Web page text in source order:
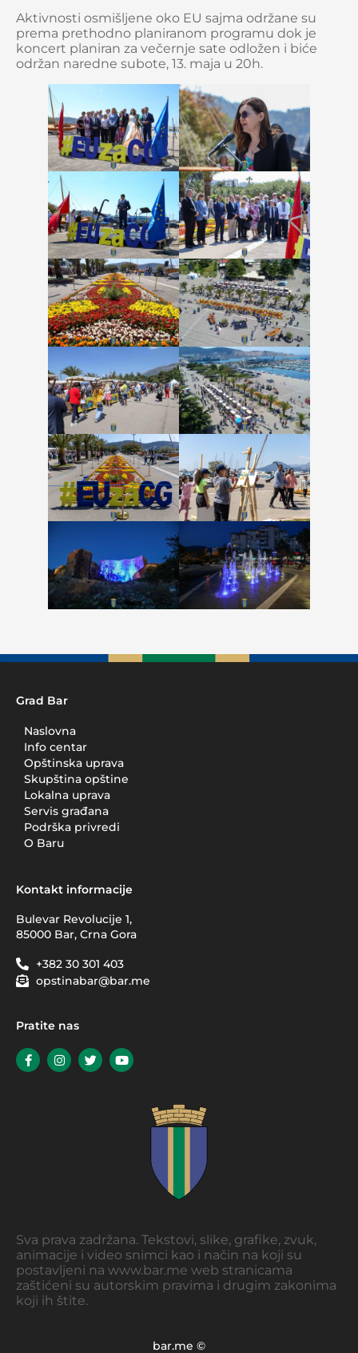
Aktivnosti osmišljene oko EU sajma održane su
prema prethodno planiranom programu dok je
koncert planiran za večernje sate odložen i biće
održan naredne subote, 13. maja u 20h.
Grad Bar
Naslovna
Info centar
Opštinska uprava
Skupština opštine
Lokalna uprava
Servis građana
Podrška privredi
O Baru
Kontakt informacije
Bulevar Revolucije 1,
85000 Bar, Crna Gora
+382 30 301 403
opstinabar@bar.me
Pratite nas
Sva prava zadržana. Tekstovi, slike, grafike, zvuk,
animacije i video snimci kao i način na koji su
postavljeni na www.bar.me web stranicama
zaštićeni su autorskim pravima i drugim zakonima
koji ih štite.
bar.me ©